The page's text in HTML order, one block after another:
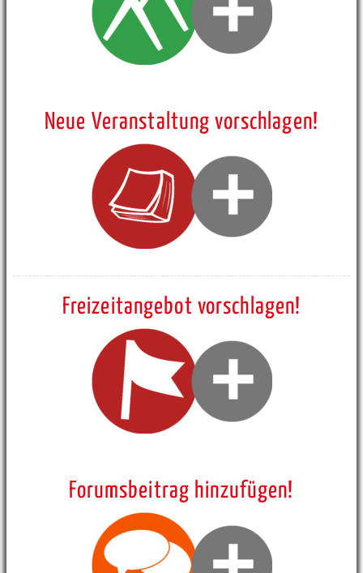
Neue Veranstaltung vorschlagen!
Freizeitangebot vorschlagen!
Forumsbeitrag hinzufügen!